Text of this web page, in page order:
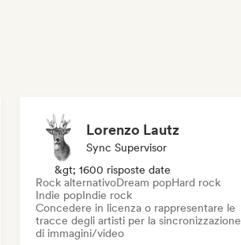
Lorenzo Lautz
Sync Supervisor
&gt; 1600 risposte date
Rock alternativoDream popHard rock
Indie popIndie rock
Concedere in licenza o rappresentare le
tracce degli artisti per la sincronizzazione
di immagini/video